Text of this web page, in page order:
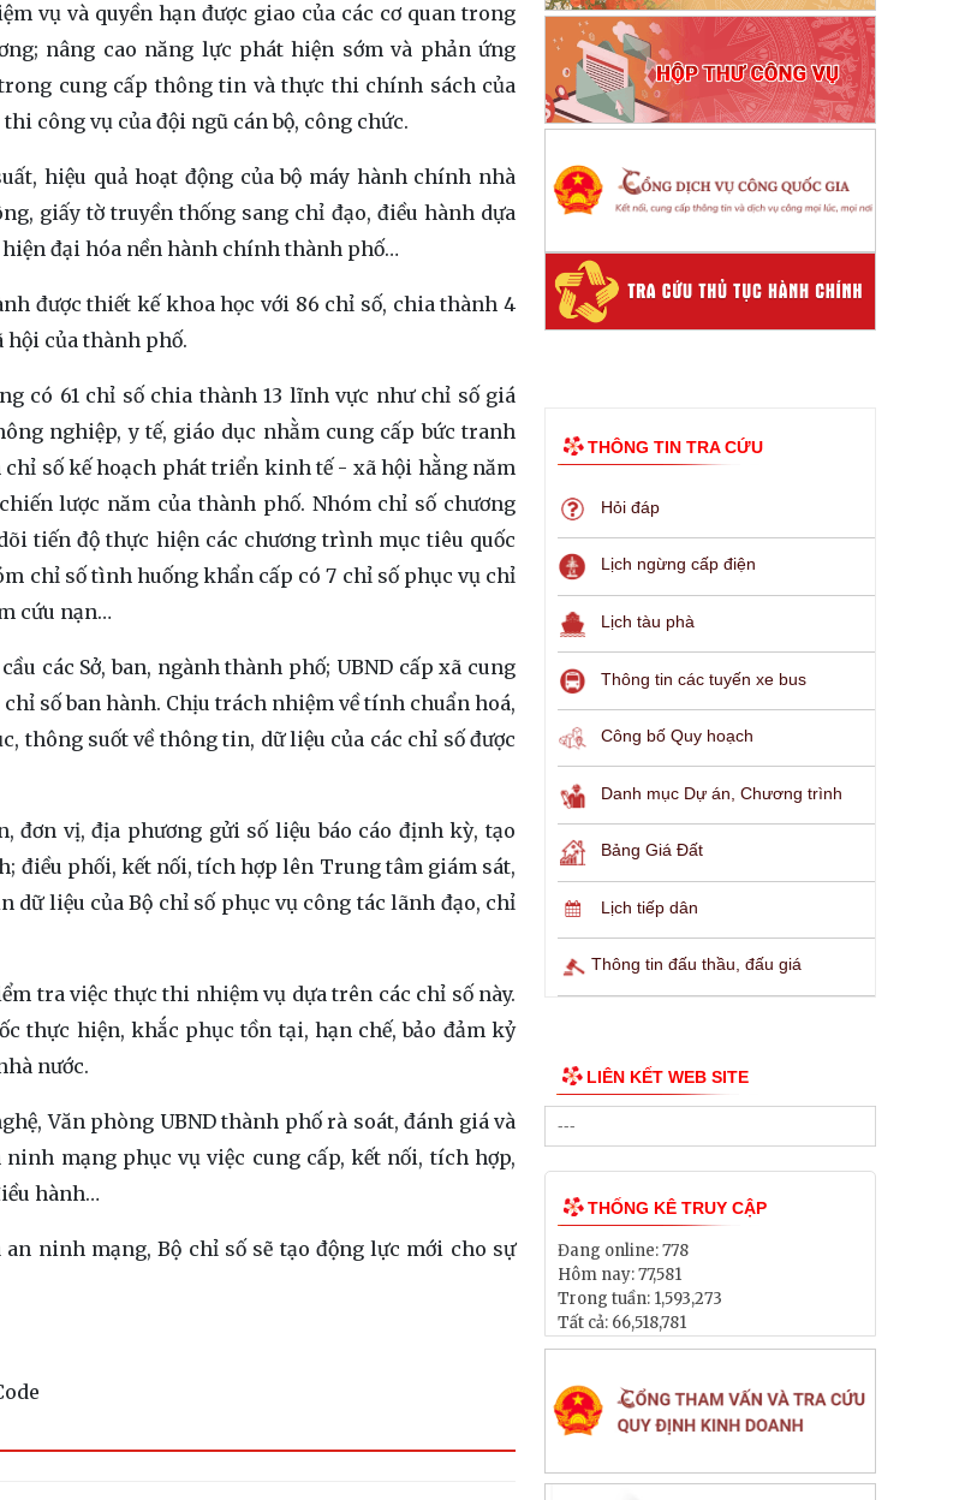
vụ và quyền hạn được giao của các cơ quan trong
nâng cao năng lực phát hiện sớm và phản ứng
cung cấp thông tin và thực thi chính sách của
công vụ của đội ngũ cán bộ, công chức.
hiệu quả hoạt động của bộ máy hành chính nhà
giấy tờ truyền thống sang chỉ đạo, điều hành dựa
đại hóa nền hành chính thành phố…
được thiết kế khoa học với 86 chỉ số, chia thành 4
của thành phố.
có 61 chỉ số chia thành 13 lĩnh vực như chỉ số giá
nghiệp, y tế, giáo dục nhằm cung cấp bức tranh
số kế hoạch phát triển kinh tế - xã hội hằng năm
lược năm của thành phố. Nhóm chỉ số chương
tiến độ thực hiện các chương trình mục tiêu quốc
chỉ số tình huống khẩn cấp có 7 chỉ số phục vụ chỉ
cứu nạn…
các Sở, ban, ngành thành phố; UBND cấp xã cung
số ban hành. Chịu trách nhiệm về tính chuẩn hoá,
thông suốt về thông tin, dữ liệu của các chỉ số được
đơn vị, địa phương gửi số liệu báo cáo định kỳ, tạo
điều phối, kết nối, tích hợp lên Trung tâm giám sát,
liệu của Bộ chỉ số phục vụ công tác lãnh đạo, chỉ
tra việc thực thi nhiệm vụ dựa trên các chỉ số này.
thực hiện, khắc phục tồn tại, hạn chế, bảo đảm kỷ
nước.
Văn phòng UBND thành phố rà soát, đánh giá và
mạng phục vụ việc cung cấp, kết nối, tích hợp,
hành…
ninh mạng, Bộ chỉ số sẽ tạo động lực mới cho sự
THÔNG TIN TRA CỨU
Hỏi đáp
Lịch ngừng cấp điện
Lịch tàu phà
Thông tin các tuyến xe bus
Công bố Quy hoạch
Danh mục Dự án, Chương trình
Bảng Giá Đất
Lịch tiếp dân
Thông tin đấu thầu, đấu giá
LIÊN KẾT WEB SITE
THỐNG KÊ TRUY CẬP
Đang online:778
Hôm nay:77,581
Trong tuần: 1,593,273
Tất cả: 66,518,781